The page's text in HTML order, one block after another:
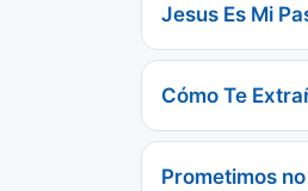
Jesus Es Mi
Cómo Te
Prometimos